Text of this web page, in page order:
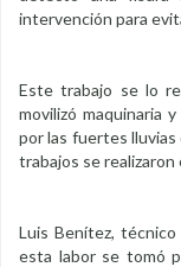
intervención para
Este trabajo se lo
movilizó maquinaria
por las fuertes lluvias
trabajos se realizaron
Luis Benítez,
esta labor se tomó